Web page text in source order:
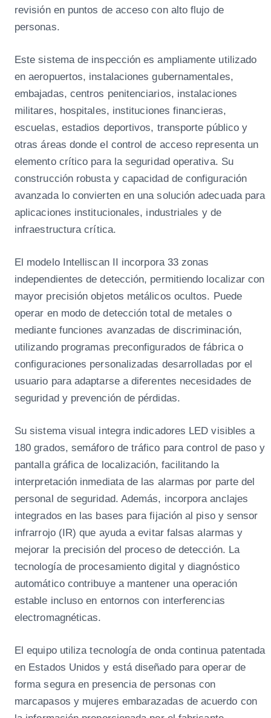
revisión en puntos de acceso con alto flujo de
personas.
Este sistema de inspección es ampliamente utilizado
en aeropuertos, instalaciones gubernamentales,
embajadas, centros penitenciarios, instalaciones
militares, hospitales, instituciones financieras,
escuelas, estadios deportivos, transporte público y
otras áreas donde el control de acceso representa un
elemento crítico para la seguridad operativa. Su
construcción robusta y capacidad de configuración
avanzada lo convierten en una solución adecuada para
aplicaciones institucionales, industriales y de
infraestructura crítica.
El modelo Intelliscan II incorpora 33 zonas
independientes de detección, permitiendo localizar con
mayor precisión objetos metálicos ocultos. Puede
operar en modo de detección total de metales o
mediante funciones avanzadas de discriminación,
utilizando programas preconfigurados de fábrica o
configuraciones personalizadas desarrolladas por el
usuario para adaptarse a diferentes necesidades de
seguridad y prevención de pérdidas.
Su sistema visual integra indicadores LED visibles a
180 grados, semáforo de tráfico para control de paso y
pantalla gráfica de localización, facilitando la
interpretación inmediata de las alarmas por parte del
personal de seguridad. Además, incorpora anclajes
integrados en las bases para fijación al piso y sensor
infrarrojo (IR) que ayuda a evitar falsas alarmas y
mejorar la precisión del proceso de detección. La
tecnología de procesamiento digital y diagnóstico
automático contribuye a mantener una operación
estable incluso en entornos con interferencias
electromagnéticas.
El equipo utiliza tecnología de onda continua patentada
en Estados Unidos y está diseñado para operar de
forma segura en presencia de personas con
marcapasos y mujeres embarazadas de acuerdo con